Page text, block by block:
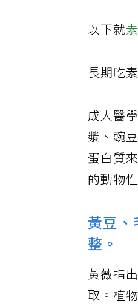
以下就
長期吃
成大醫
漿、豌
蛋白質
的動物
黃豆
整。
黃薇指
取。植